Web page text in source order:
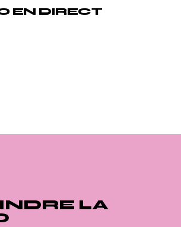
EN DIRECT
LA